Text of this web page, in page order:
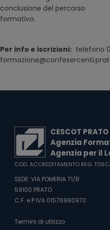
conclusione del percorso
formativo.
Per info e iscrizioni: telefono
CESCOT
Agenzia
Agenzia per il
COD. ACCREDITAMENTO REG.
SEDE: VIA POMERIA 71/B
59100 PRATO
C.F. e P.IVA 01576990970
Termini di utilizzo